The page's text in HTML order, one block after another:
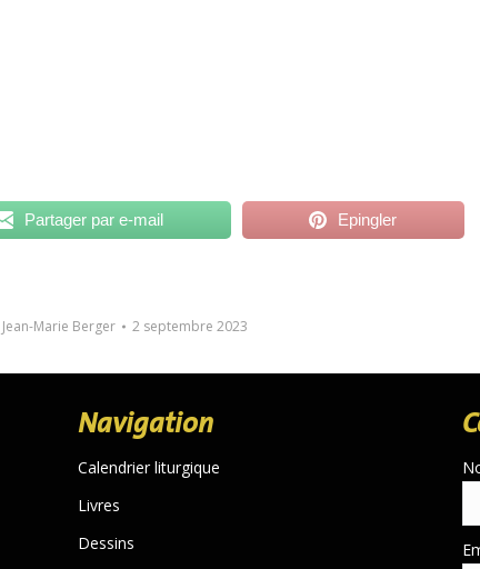
Partager par e-mail Epingler
Jean-Marie Berger 2 septembre 2023
Navigation
Calendrier liturgique
Livres
Dessins